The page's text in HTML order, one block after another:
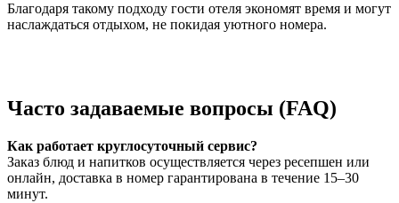
Благодаря такому подходу гости отеля экономят время и могут
наслаждаться отдыхом, не покидая уютного номера.
Часто задаваемые вопросы (FAQ)
Как работает круглосуточный сервис?
Заказ блюд и напитков осуществляется через ресепшен или
онлайн, доставка в номер гарантирована в течение 15–30
минут.